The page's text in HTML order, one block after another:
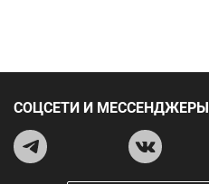
СОЦСЕТИ И МЕССЕНДЖЕРЫ